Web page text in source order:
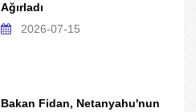
Ağırladı
2026-07-15
Bakan Fidan, Netanyahu'nun